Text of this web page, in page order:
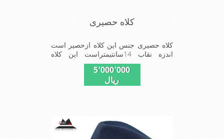
کلاه حصیری
کلاه حصیری جنس این کلاه ازحصیر است
اندزه نقاب 14سانتیمتراست این کلاه
مخصوص گردشگری کوهنوردی و پیاده
روی های طولانی مدت است سبک و دارای
لبه های بلند برای جلو گیری بیشتر از تابش
5٬000٬000
ریال